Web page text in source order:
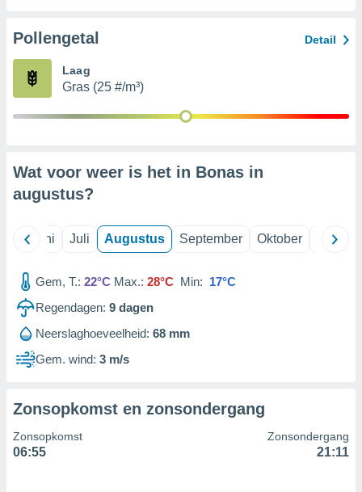
partners
Pollengetal Detail
Laag
Gras (25 #/m³)
Wat voor weer is het in Bonas in
augustus?
Juni Juli Augustus September Oktober
Gem, T.: 22°C Max.: 28°C Min: 17°C
Regendagen: 9 dagen
Neerslaghoeveelheid: 68 mm
Gem. wind: 3 m/s
Zonsopkomst en zonsondergang
Zonsopkomst
06:55
Zonsondergang
21:11